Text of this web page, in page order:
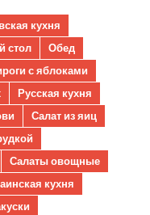
кухня
стол
Обед
с яблоками
Русская кухня
Салат из яиц
Салаты овощные
кухня